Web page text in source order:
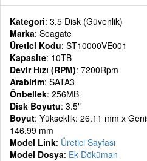
Kategori: 3.5 Disk (Güvenlik)
Marka: Seagate
Üretici Kodu: ST10000VE001
Kapasite: 10TB
Devir Hızı (RPM): 7200Rpm
Arabirim: SATA3
Önbellek: 256MB
Disk Boyutu: 3.5"
Boyut: Yükseklik: 26.11 mm x
146.99 mm
Model Link: Üretici Sayfası
Model Dosya: Ek Döküman